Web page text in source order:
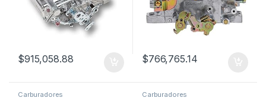
$915,058.88 $766,765.14
Carburadores Carburadores